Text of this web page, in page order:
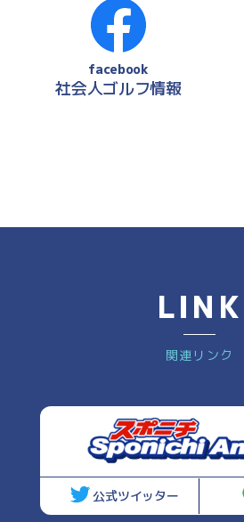
facebook
社会人ゴルフ情報
LINK
関連リンク
公式ツイッター